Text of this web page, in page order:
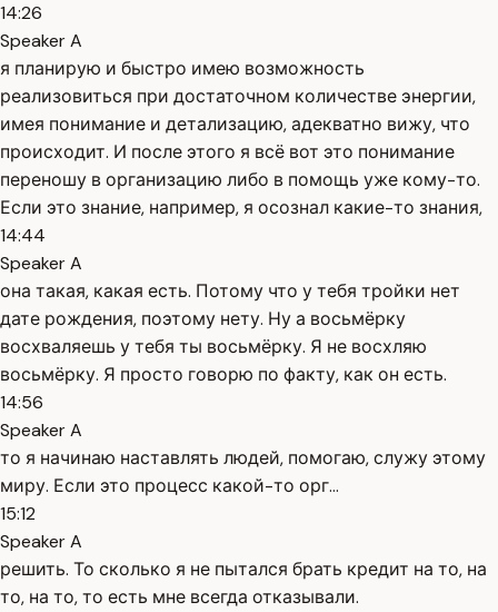
14:26
Speaker A
я планирую и быстро имею возможность
реализовиться при достаточном количестве энергии,
имея понимание и детализацию, адекватно вижу, что
происходит. И после этого я всё вот это понимание
переношу в организацию либо в помощь уже кому-то.
Если это знание, например, я осознал какие-то знания,
14:44
Speaker A
она такая, какая есть. Потому что у тебя тройки нет
дате рождения, поэтому нету. Ну а восьмёрку
восхваляешь у тебя ты восьмёрку. Я не восхляю
восьмёрку. Я просто говорю по факту, как он есть.
14:56
Speaker A
то я начинаю наставлять людей, помогаю, служу этому
миру. Если это процесс какой-то орг...
15:12
Speaker A
решить. То сколько я не пытался брать кредит на то, на
то, на то, то есть мне всегда отказывали.